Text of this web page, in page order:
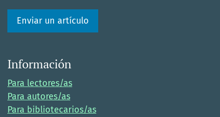
Enviar un artículo
Información
Para lectores/as
Para autores/as
Para bibliotecarios/as